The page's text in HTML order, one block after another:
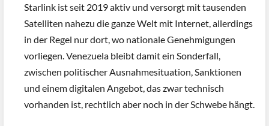
Starlink ist seit 2019 aktiv und versorgt mit tausenden
Satelliten nahezu die ganze Welt mit Internet, allerdings
in der Regel nur dort, wo nationale Genehmigungen
vorliegen. Venezuela bleibt damit ein Sonderfall,
zwischen politischer Ausnahmesituation, Sanktionen
und einem digitalen Angebot, das zwar technisch
vorhanden ist, rechtlich aber noch in der Schwebe hängt.